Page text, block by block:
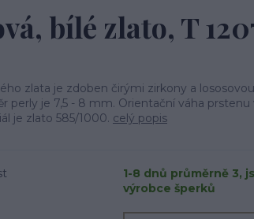
bílé zlato, T
zlata je zdoben čirými zirkony a
perly je 7,5 - 8 mm. Orientační váha prstenu
je zlato 585/1000. celý popis
1-8 dnů průměrně 3,
výrobce šperků